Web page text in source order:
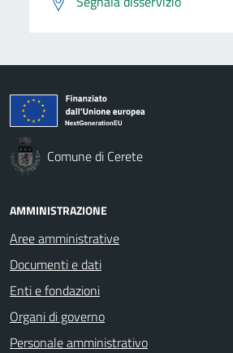
Comune di Cerete
AMMINISTRAZIONE
Aree amministrative
Documenti e dati
Enti e fondazioni
Organi di governo
Personale amministrativo